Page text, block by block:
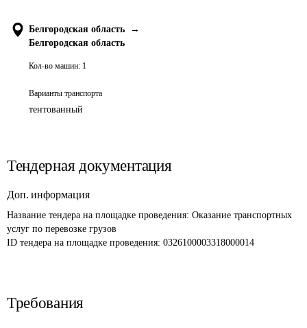
Белгородская область
→
Белгородская область
Кол-во машин: 1
Варианты транспорта
тентованный
Тендерная документация
Доп. информация
Название тендера на площадке проведения: Оказание транспортных
услуг по перевозке грузов
ID тендера на площадке проведения: 0326100003318000014
Требования